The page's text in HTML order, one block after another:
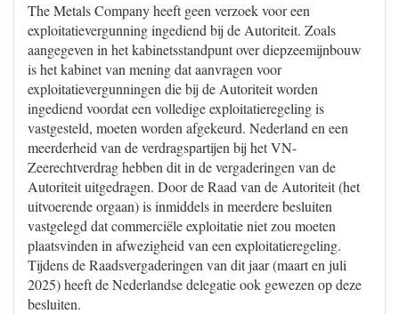
The Metals Company heeft geen verzoek voor een
exploitatievergunning ingediend bij de Autoriteit. Zoals
aangegeven in het kabinetsstandpunt over diepzeemijnbouw
is het kabinet van mening dat aanvragen voor
exploitatievergunningen die bij de Autoriteit worden
ingediend voordat een volledige exploitatieregeling is
vastgesteld, moeten worden afgekeurd. Nederland en een
meerderheid van de verdragspartijen bij het VN-
Zeerechtverdrag hebben dit in de vergaderingen van de
Autoriteit uitgedragen. Door de Raad van de Autoriteit (het
uitvoerende orgaan) is inmiddels in meerdere besluiten
vastgelegd dat commerciële exploitatie niet zou moeten
plaatsvinden in afwezigheid van een exploitatieregeling.
Tijdens de Raadsvergaderingen van dit jaar (maart en juli
2025) heeft de Nederlandse delegatie ook gewezen op deze
besluiten.